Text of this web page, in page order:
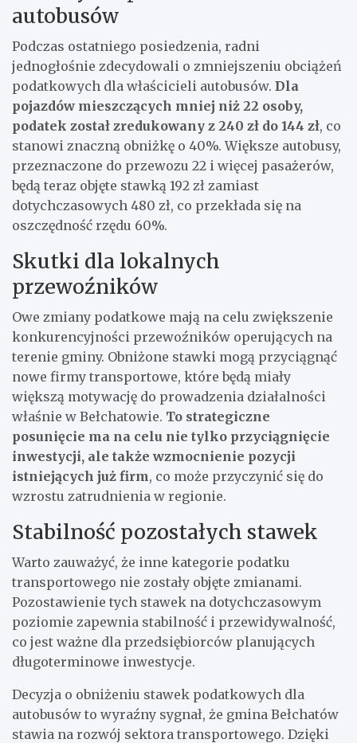
autobusów
Podczas ostatniego posiedzenia, radni
jednogłośnie zdecydowali o zmniejszeniu obciążeń
podatkowych dla właścicieli autobusów. Dla
pojazdów mieszczących mniej niż 22 osoby,
podatek został zredukowany z 240 zł do 144 zł, co
stanowi znaczną obniżkę o 40%. Większe autobusy,
przeznaczone do przewozu 22 i więcej pasażerów,
będą teraz objęte stawką 192 zł zamiast
dotychczasowych 480 zł, co przekłada się na
oszczędność rzędu 60%.
Skutki dla lokalnych
przewoźników
Owe zmiany podatkowe mają na celu zwiększenie
konkurencyjności przewoźników operujących na
terenie gminy. Obniżone stawki mogą przyciągnąć
nowe firmy transportowe, które będą miały
większą motywację do prowadzenia działalności
właśnie w Bełchatowie. To strategiczne
posunięcie ma na celu nie tylko przyciągnięcie
inwestycji, ale także wzmocnienie pozycji
istniejących już firm, co może przyczynić się do
wzrostu zatrudnienia w regionie.
Stabilność pozostałych stawek
Warto zauważyć, że inne kategorie podatku
transportowego nie zostały objęte zmianami.
Pozostawienie tych stawek na dotychczasowym
poziomie zapewnia stabilność i przewidywalność,
co jest ważne dla przedsiębiorców planujących
długoterminowe inwestycje.
Decyzja o obniżeniu stawek podatkowych dla
autobusów to wyraźny sygnał, że gmina Bełchatów
stawia na rozwój sektora transportowego. Dzięki